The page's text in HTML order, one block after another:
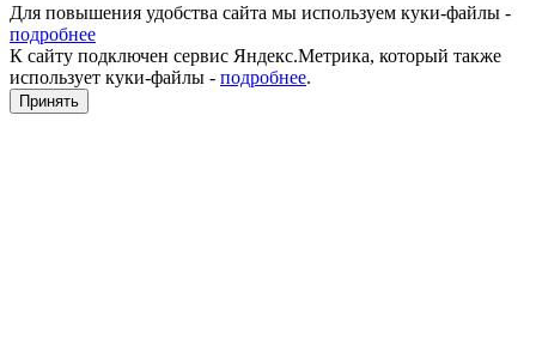
Для повышения удобства сайта мы используем куки-файлы -
подробнее
К сайту подключен сервис Яндекс.Метрика, который также
использует куки-файлы - подробнее.
Принять